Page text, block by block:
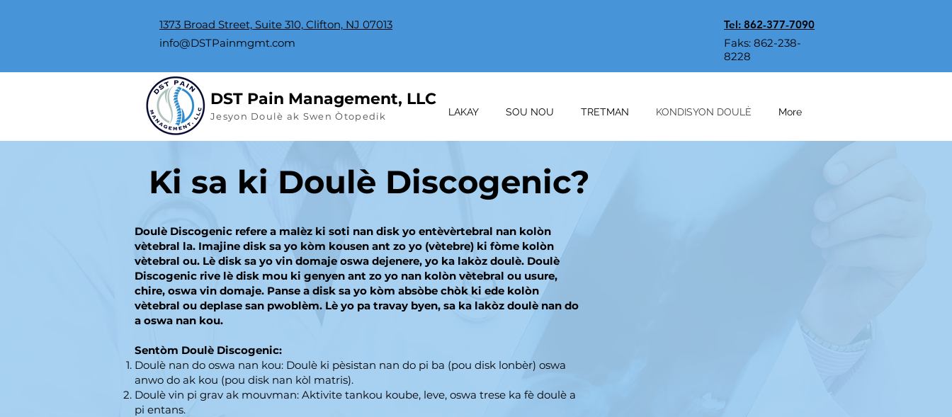
1373 Broad Street, Suite 310, Clifton, NJ 07013
info@DSTPainmgmt.com
Tel: 862-377-7090
Faks: 862-238-
8228
DST Pain Management, LLC
LAKAY SOU NOU TRETMAN KONDISYON DOULÈ More
Jesyon Doulè ak Swen Òtopedik
Ki sa ki Doulè Discogenic?
Doulè Discogenic refere a malèz ki soti nan disk yo entèvèrtebral nan kolòn
vètebral la. Imajine disk sa yo kòm kousen ant zo yo (vètebre) ki fòme kolòn
vètebral ou. Lè disk sa yo vin domaje oswa dejenere, yo ka lakòz doulè. Doulè
Discogenic rive lè disk mou ki genyen ant zo yo nan kolòn vètebral ou usure,
chire, oswa vin domaje. Panse a disk sa yo kòm absòbe chòk ki ede kolòn
vètebral ou deplase san pwoblèm. Lè yo pa travay byen, sa ka lakòz doulè nan do
a oswa nan kou.
Sentòm Doulè Discogenic:
Doulè nan do oswa nan kou: Doulè ki pèsistan nan do pi ba (pou disk lonbèr) oswa
anwo do ak kou (pou disk nan kòl matris).
Doulè vin pi grav ak mouvman: Aktivite tankou koube, leve, oswa trese ka fè doulè a
pi entans.